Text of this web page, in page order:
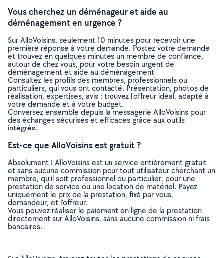
Vous cherchez un déménageur et aide au
déménagement en urgence ?
Sur AlloVoisins, seulement 10 minutes pour recevoir une
première réponse à votre demande. Postez votre demande
et trouvez en quelques minutes un membre de confiance,
autour de chez vous, pour votre besoin urgent de
déménagement et aide au déménagement
Consultez les profils des membres, professionnels ou
particuliers, qui vous ont contacté. Présentation, photos de
réalisation, expertises, avis : trouvez l'offreur idéal, adapté à
votre demande et à votre budget.
Conversez ensemble depuis la messagerie AlloVoisins pour
des échanges sécurisés et efficaces grâce aux outils
intégrés.
Est-ce que AlloVoisins est gratuit ?
Absolument ! AlloVoisins est un service entièrement gratuit
et sans aucune commission pour tout utilisateur cherchant un
membre, qu’il soit professionnel ou particulier, pour une
prestation de service ou une location de matériel. Payez
uniquement le prix de la prestation, fixé par vous,
demandeur, et l’offreur.
Vous pouvez réaliser le paiement en ligne de la prestation
directement sur AlloVoisins, sans aucune commission ni frais
bancaires.